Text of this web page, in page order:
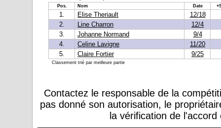
Pos. Nom Date
1. Elise Theriault
12/18
2.
Line Charron
12/4
3.
Johanne Normand
9/4
4.
Celine Lavigne
11/20
5.
Claire Fortier 9/25
Classement trié par meilleure partie
Contactez le responsable de la
pas donné son autorisation, le
la vérification de